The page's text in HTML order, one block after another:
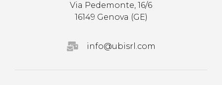
Via Pedemonte, 16/6
16149 Genova (GE)
info@ubisrl.com